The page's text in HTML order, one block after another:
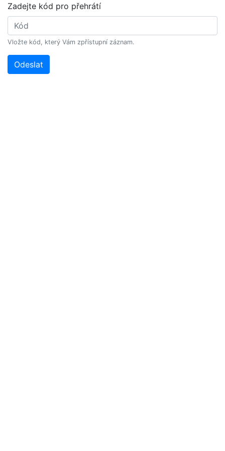
Zadejte kód pro přehrátí
Vložte kód, který Vám zpřístupní záznam.
Odeslat